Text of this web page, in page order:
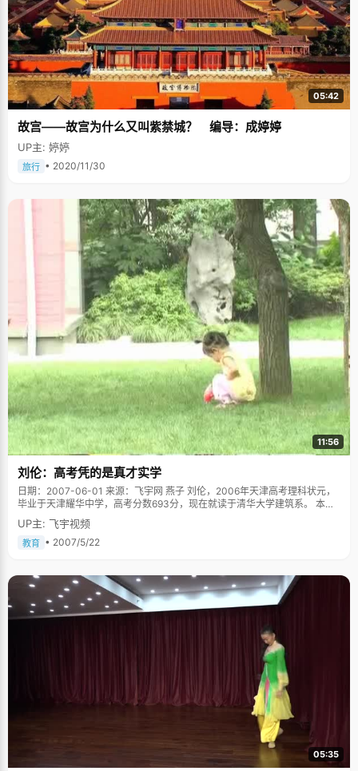
05:42
故宫——故宫为什么又叫紫禁城？ 编导：成婷婷
UP主: 婷婷
旅行 • 2020/11/30
11:56
刘伦：高考凭的是真才实学
日期：2007-06-01 来源：飞宇网 燕子 刘伦，2006年天津高考理科状元，
毕业于天津耀华中学，高考分数693分，现在就读于清华大学建筑系。 本来
和刘伦约好下午五点钟，她下课之后接受我们的采访，可是不巧途中堵车，
当我们到达清华的时候已经快六点了，夕阳的余辉将校园镀上了柔和的金
色，碰巧赶上刘伦在降旗，我们有幸记录下了这一片段。刘伦说，大一的时
旗仪式。 刘伦个子纤长，干净清秀，白T恤，牛仔裤，简单利索，说话时候
思维迅速，语气很快。从小，刘伦就被认为是一个聪明的小孩，在认字之
前，大概四岁的时候，奶奶常常照着儿童书，给刘伦讲故事，几遍之后，虽
然不认识字，刘伦居然可以照着书，将故事完整的讲出来。 刘伦小学上的是
一个特殊的实验班，只有在入学之前接受过专业的智商测试，达到一定分数
线以上的学生才有资格进入这个实验班，这里可谓聚集了当地最聪明的孩
子。除了普通教材以外，实验班还用一套学校自己编的教材，比普通教材难
度大，进度快得多，可以学得更深入。在别人看来，这个班的同学个个智商
超常，学习可以很轻松而且成绩优异。不过刘伦没有感到任何的优越感，"一
直都跟那种智商很高的人在一起，就没有特别的感觉了，反而竞争压力更大
了，尤其几个男生思维和做题都很厉害，和他们相比，我属于那种比较笨的
就是没有接触过音乐，刚上高中的时候，学习不是很紧张，刘伦开始找老师
正规的学习钢琴，高二暑假她就拿到了钢琴9级证书，这多少让人们感觉很神
奇，而且刘伦每天的练习时间固定的半个到一个小时。刘伦说："虽然我学琴
UP主: 飞宇视频
教育 • 2007/5/22
05:35